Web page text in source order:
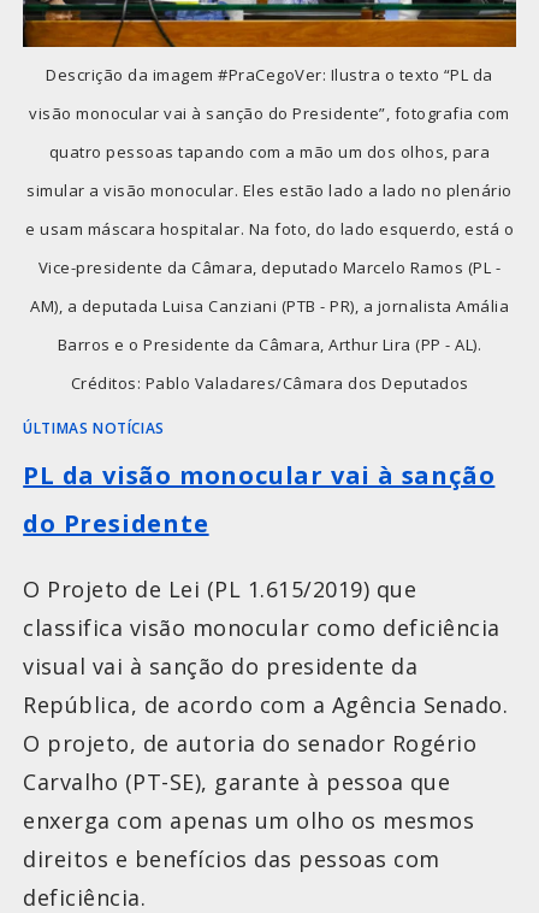
Descrição da imagem #PraCegoVer: Ilustra o texto “PL da
visão monocular vai à sanção do Presidente”, fotografia com
quatro pessoas tapando com a mão um dos olhos, para
simular a visão monocular. Eles estão lado a lado no plenário
e usam máscara hospitalar. Na foto, do lado esquerdo, está o
Vice-presidente da Câmara, deputado Marcelo Ramos (PL -
AM), a deputada Luisa Canziani (PTB - PR), a jornalista Amália
Barros e o Presidente da Câmara, Arthur Lira (PP - AL).
Créditos: Pablo Valadares/Câmara dos Deputados
ÚLTIMAS NOTÍCIAS
PL da visão monocular vai à sanção
do Presidente
O Projeto de Lei (PL 1.615/2019) que
classifica visão monocular como deficiência
visual vai à sanção do presidente da
República, de acordo com a Agência Senado.
O projeto, de autoria do senador Rogério
Carvalho (PT-SE), garante à pessoa que
enxerga com apenas um olho os mesmos
direitos e benefícios das pessoas com
deficiência.